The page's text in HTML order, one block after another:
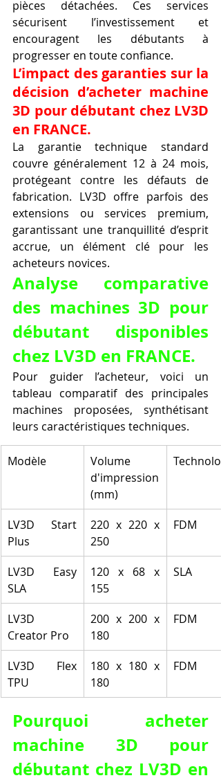
pièces détachées. Ces services
sécurisent l’investissement et
encouragent les débutants à
progresser en toute confiance.
L’impact des garanties sur la
décision d’acheter machine
3D pour débutant chez LV3D
en FRANCE.
La garantie technique standard
couvre généralement 12 à 24 mois,
protégeant contre les défauts de
fabrication. LV3D offre parfois des
extensions ou services premium,
garantissant une tranquillité d’esprit
accrue, un élément clé pour les
acheteurs novices.
Analyse comparative
des machines 3D pour
débutant disponibles
chez LV3D en FRANCE.
Pour guider l’acheteur, voici un
tableau comparatif des principales
machines proposées, synthétisant
leurs caractéristiques techniques.
Modèle
Volume
d'impression
(mm)
LV3D Start
Plus
220 x 220 x
250
FDM
LV3D Easy
SLA
120 x 68 x
155
SLA
LV3D
Creator Pro
200 x 200 x
180
FDM
LV3D Flex
TPU
180 x 180 x
180
FDM
Pourquoi acheter
machine 3D pour
débutant chez LV3D en